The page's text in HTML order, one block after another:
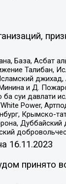
База, Асбат
Талибан,
джихад,
и Д.
суи давлати
Power,
Крымско-
Дуббайский
16.11.2023
принято